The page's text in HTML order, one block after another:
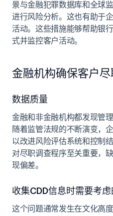
景与金融犯罪数据库和全球
进行风险分析。这也有助于
活动。这些措施能够帮助银
式并监控客户活动。
金融机构确保客户
数据质量
金融和非金融机构都发现管
随着监管法规的不断演变，
以改进风险评估系统和控制
对尽职调查程序至关重要，
现偏差。
收集CDD信息时需要考
这个问题通常发生在文化高